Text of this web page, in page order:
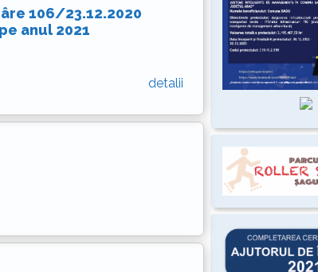
106/23.12.2020
anul 2021
detalii